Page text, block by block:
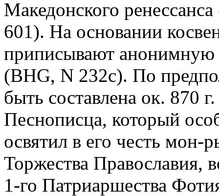
Македонского ренессанса
601). На основании
приписывают
(BHG, N 232c). По
быть составлена ок. 870
Песнописца, который
освятил в его честь мон-
Торжества Православия,
1-го Патриаршества